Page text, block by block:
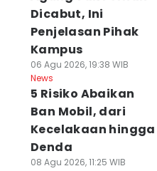
Dicabut, Ini
Penjelasan Pihak
Kampus
06 Agu 2026, 19:38 WIB
News
5 Risiko Abaikan
Ban Mobil, dari
Kecelakaan hingga
Denda
08 Agu 2026, 11:25 WIB